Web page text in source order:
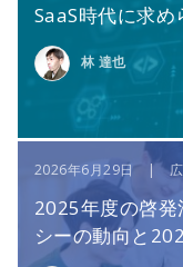
SaaS時代に求
林 達也
2026年6月29日 | 広
2025年度の啓発
シーの動向と